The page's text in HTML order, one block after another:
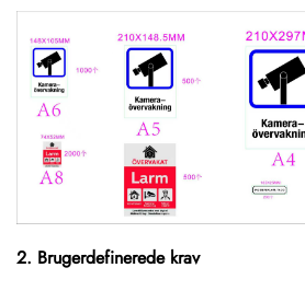
2. Brugerdefinerede krav